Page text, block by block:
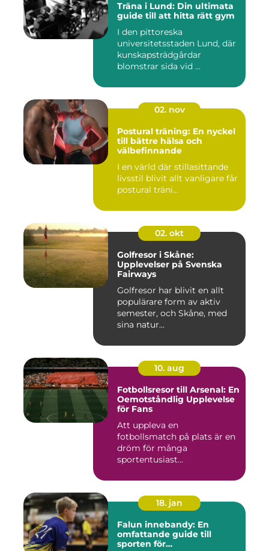
Träna i Lund: Din ultimata
guide till att hitta rätt gym
I den pittoreska
universitetsstaden Lund, där
kunskapsträdgårdar
blomstrar sida vid ...
02. nov
Postural träning: En nyckel
till bättre hälsa och
välbefinnande
I en värld där stillasittande
livsstil blivit allt vanligare får
postural träni...
02. okt
Golfresor i Skåne:
Upplevelser på Svenska
Fairways
Golfresor har blivit en allt
populärare form av aktiv
semester, och Skåne, med
sina natur...
10. aug
Fotbollsresor till Arsenal: En
Oemotståndlig Upplevelse
för Fans
Att uppleva en
fotbollsmatch på plats är en
dröm för många
sportentusiast...
18. jan
Falun innebandy: En
omfattande guide till
sporten för